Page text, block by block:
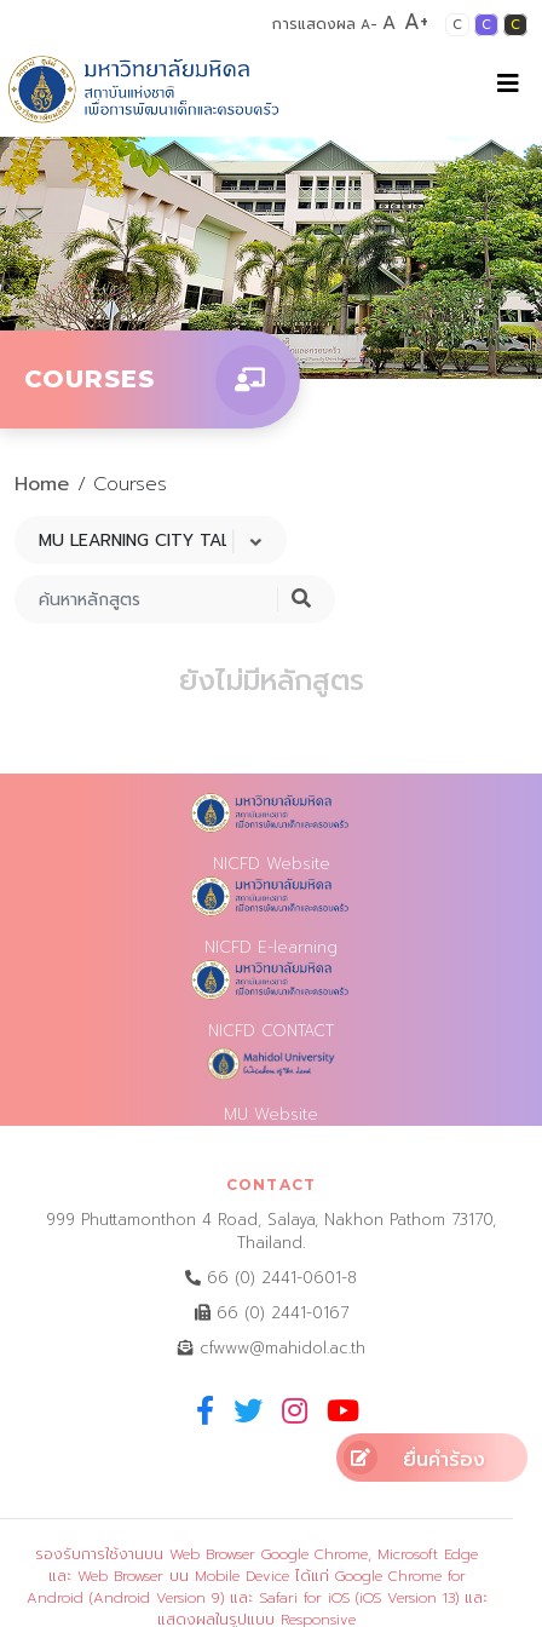
การแสดงผล A- A A+ C C C
COURSES
Home / Courses
ยังไม่มีหลักสูตร
NICFD Website
NICFD E-learning
NICFD CONTACT
MU Website
CONTACT
999 Phuttamonthon 4 Road, Salaya, Nakhon Pathom 73170,
Thailand.
66 (0) 2441-0601-8
66 (0) 2441-0167
cfwww@mahidol.ac.th
ยื่นคำร้อง
รองรับการใช้งานบน Web Browser Google Chrome, Microsoft Edge
และ Web Browser บน Mobile Device ได้แก่ Google Chrome for
Android (Android Version 9) และ Safari for iOS (iOS Version 13) และ
แสดงผลในรูปแบบ Responsive